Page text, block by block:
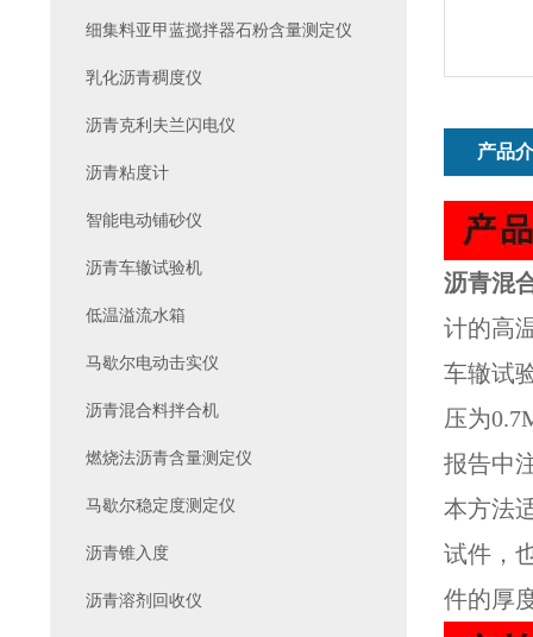
产品
沥青混
计的高
车辙试
压为
报告中
本方法
试件，
件的厚
细集料亚甲蓝搅拌器石粉含量测定仪
乳化沥青稠度仪
沥青克利夫兰闪电仪
沥青粘度计
智能电动铺砂仪
沥青车辙试验机
低温溢流水箱
马歇尔电动击实仪
沥青混合料拌合机
燃烧法沥青含量测定仪
马歇尔稳定度测定仪
沥青锥入度
沥青溶剂回收仪